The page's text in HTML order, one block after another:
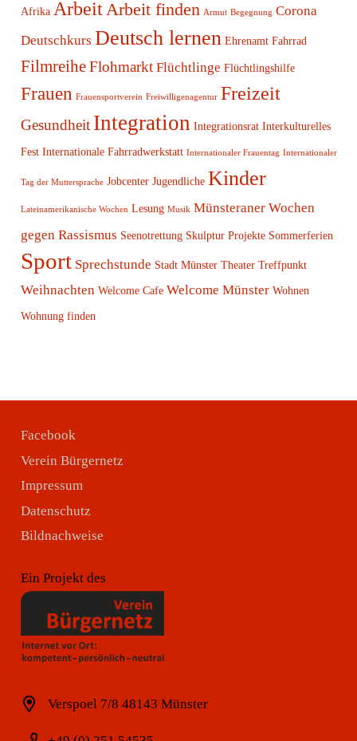
Afrika Arbeit Arbeit finden Armut Begegnung Corona
Deutschkurs Deutsch lernen Ehrenamt Fahrrad
Filmreihe Flohmarkt Flüchtlinge Flüchtlingshilfe
Frauen Frauensportverein Freiwilligenagentur Freizeit
Gesundheit Integration Integrationsrat Interkulturelles
Fest Internationale Fahrradwerkstatt Internationaler Frauentag Internationaler
Tag der Muttersprache Jobcenter Jugendliche Kinder
Lateinamerikanische Wochen Lesung Musik Münsteraner Wochen
gegen Rassismus Seenotrettung Skulptur Projekte Sommerferien
Sport Sprechstunde Stadt Münster Theater Treffpunkt
Weihnachten Welcome Cafe Welcome Münster Wohnen
Wohnung finden
Facebook
Verein Bürgernetz
Impressum
Datenschutz
Bildnachweise
Ein Projekt des
Verspoel 7/8 48143 Münster